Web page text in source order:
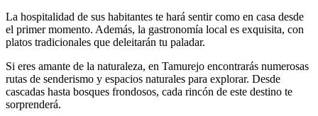
La hospitalidad de sus habitantes te hará sentir como en casa desde
el primer momento. Además, la gastronomía local es exquisita, con
platos tradicionales que deleitarán tu paladar.
Si eres amante de la naturaleza, en Tamurejo encontrarás numerosas
rutas de senderismo y espacios naturales para explorar. Desde
cascadas hasta bosques frondosos, cada rincón de este destino te
sorprenderá.